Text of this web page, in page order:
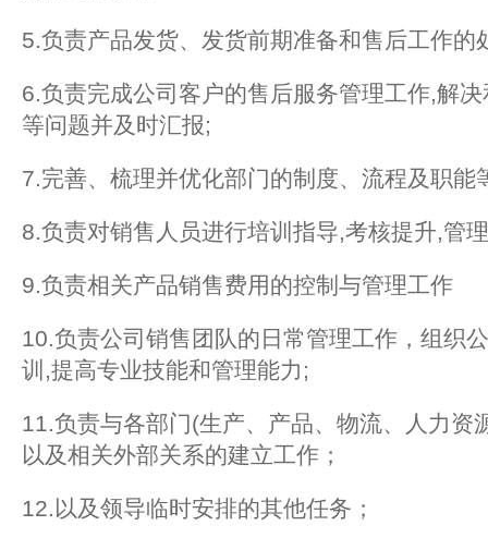
5.负责产品发货、发货前期准备和售后工作的
6.负责完成公司客户的售后服务管理工作,解
等问题并及时汇报;
7.完善、梳理并优化部门的制度、流程及职能
8.负责对销售人员进行培训指导,考核提升,管
9.负责相关产品销售费用的控制与管理工作
10.负责公司销售团队的日常管理工作，组织
训,提高专业技能和管理能力;
11.负责与各部门(生产、产品、物流、人力资
以及相关外部关系的建立工作；
12.以及领导临时安排的其他任务；